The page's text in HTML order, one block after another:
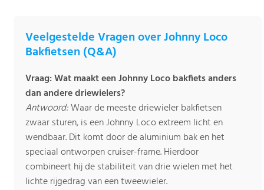
Veelgestelde Vragen over Johnny Loco
Bakfietsen (Q&A)
Vraag: Wat maakt een Johnny Loco bakfiets anders
dan andere driewielers?
Antwoord:Waar de meeste driewieler bakfietsen
zwaar sturen, is een Johnny Loco extreem licht en
wendbaar. Dit komt door de aluminium bak en het
speciaal ontworpen cruiser-frame. Hierdoor
combineert hij de stabiliteit van drie wielen met het
lichte rijgedrag van een tweewieler.